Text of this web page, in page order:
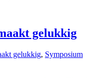
gelukkig
gelukkig, Symposium